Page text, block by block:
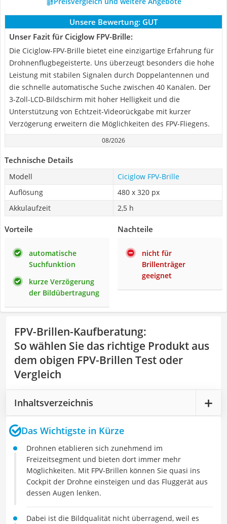
Unsere Bewertung: GUT
Unser Fazit für Ciciglow FPV-Brille:
Die Ciciglow-FPV-Brille bietet eine einzigartige Erfahrung für
Drohnenflugbegeisterte. Uns überzeugt besonders die hohe
Leistung mit stabilen Signalen durch Doppelantennen und
die schnelle automatische Suche zwischen 40 Kanälen. Der
3-Zoll-LCD-Bildschirm mit hoher Helligkeit und die
Unterstützung von Echtzeit-Videorückgabe mit kurzer
Verzögerung erweitern die Möglichkeiten des FPV-Fliegens.
08/2026
Technische Details
Modell
Ciciglow FPV-Brille
Auflösung
480 x 320 px
Akkulaufzeit
2,5 h
Vorteile
automatische
Suchfunktion
kurze Verzögerung
der Bildübertragung
Nachteile
nicht für
Brillenträger
geeignet
FPV-Brillen-Kaufberatung:
So wählen Sie das richtige Produkt aus
dem obigen FPV-Brillen Test oder
Vergleich
Inhaltsverzeichnis
Das Wichtigste in Kürze
Drohnen etablieren sich zunehmend im
Freizeitsegment und bieten dort immer mehr
Möglichkeiten. Mit FPV-Brillen können Sie quasi ins
Cockpit der Drohne einsteigen und das Fluggerät aus
dessen Augen lenken.
Dabei ist die Bildqualität nicht überragend, weil es